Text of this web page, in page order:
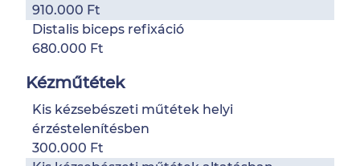
910.000 Ft
Distalis biceps refixáció
680.000 Ft
Kézműtétek
Kis kézsebészeti műtétek helyi
érzéstelenítésben
300.000 Ft